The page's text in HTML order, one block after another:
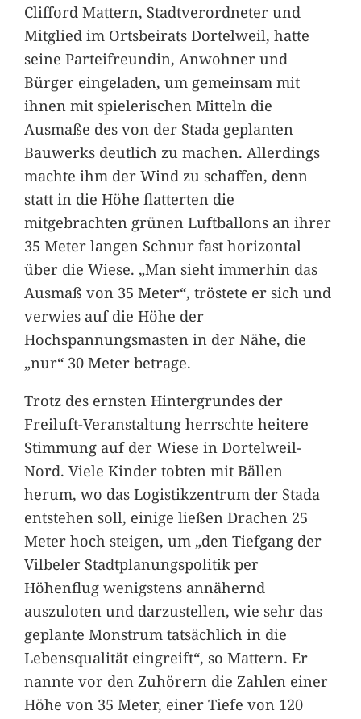
Clifford Mattern, Stadtverordneter und
Mitglied im Ortsbeirats Dortelweil, hatte
seine Parteifreundin, Anwohner und
Bürger eingeladen, um gemeinsam mit
ihnen mit spielerischen Mitteln die
Ausmaße des von der Stada geplanten
Bauwerks deutlich zu machen. Allerdings
machte ihm der Wind zu schaffen, denn
statt in die Höhe flatterten die
mitgebrachten grünen Luftballons an ihrer
35 Meter langen Schnur fast horizontal
über die Wiese. „Man sieht immerhin das
Ausmaß von 35 Meter“, tröstete er sich und
verwies auf die Höhe der
Hochspannungsmasten in der Nähe, die
„nur“ 30 Meter betrage.
Trotz des ernsten Hintergrundes der
Freiluft-Veranstaltung herrschte heitere
Stimmung auf der Wiese in Dortelweil-
Nord. Viele Kinder tobten mit Bällen
herum, wo das Logistikzentrum der Stada
entstehen soll, einige ließen Drachen 25
Meter hoch steigen, um „den Tiefgang der
Vilbeler Stadtplanungspolitik per
Höhenflug wenigstens annähernd
auszuloten und darzustellen, wie sehr das
geplante Monstrum tatsächlich in die
Lebensqualität eingreift“, so Mattern. Er
nannte vor den Zuhörern die Zahlen einer
Höhe von 35 Meter, einer Tiefe von 120